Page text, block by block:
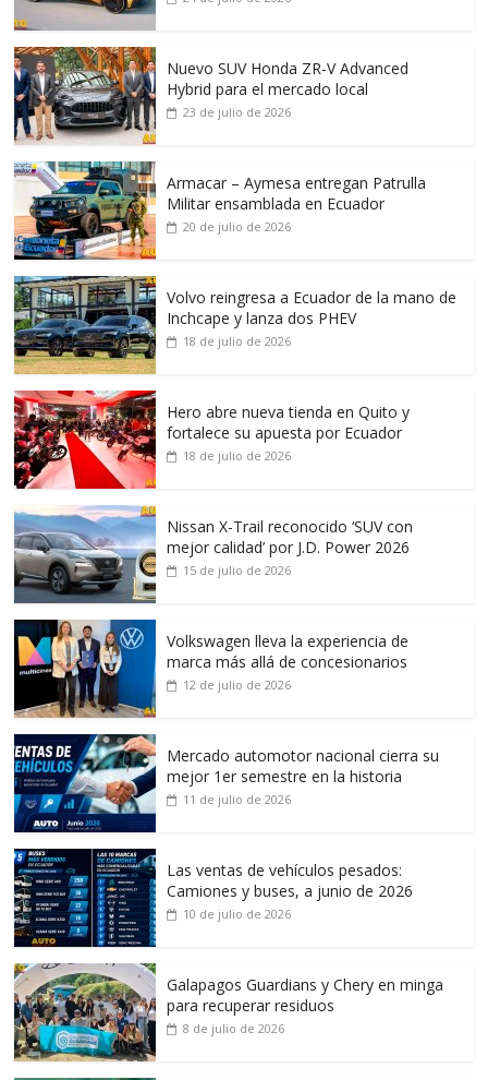
Nuevo SUV Honda ZR-V Advanced
Hybrid para el mercado local
23 de julio de 2026
Armacar – Aymesa entregan Patrulla
Militar ensamblada en Ecuador
20 de julio de 2026
Volvo reingresa a Ecuador de la mano de
Inchcape y lanza dos PHEV
18 de julio de 2026
Hero abre nueva tienda en Quito y
fortalece su apuesta por Ecuador
18 de julio de 2026
Nissan X-Trail reconocido ‘SUV con
mejor calidad’ por J.D. Power 2026
15 de julio de 2026
Volkswagen lleva la experiencia de
marca más allá de concesionarios
12 de julio de 2026
Mercado automotor nacional cierra su
mejor 1er semestre en la historia
11 de julio de 2026
Las ventas de vehículos pesados:
Camiones y buses, a junio de 2026
10 de julio de 2026
Galapagos Guardians y Chery en minga
para recuperar residuos
8 de julio de 2026